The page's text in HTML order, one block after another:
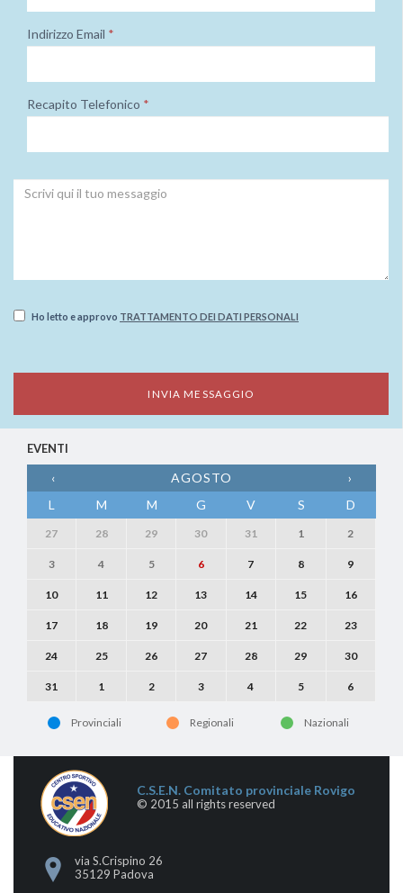
Indirizzo Email *
Recapito Telefonico *
Ho letto e approvo TRATTAMENTO DEI DATI PERSONALI
EVENTI
‹ AGOSTO
›
L
M M G V S D
27 28 29 30 31 1 2
3 4 5 6 7 8 9
10 11 12 13 14 15 16
17 18 19 20 21 22 23
24 25 26 27 28 29 30
31 1 2 3 4 5 6
Provinciali Regionali Nazionali
C.S.E.N. Comitato provinciale Rovigo
© 2015 all rights reserved
via S.Crispino 26
35129 Padova